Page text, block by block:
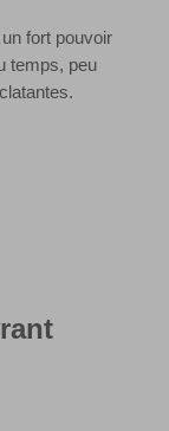
fort pouvoir
temps, peu